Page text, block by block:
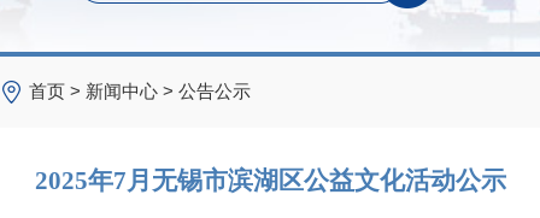
首页 > 新闻中心 > 公告公示
2025年7月无锡市滨湖区公益文化活动公示